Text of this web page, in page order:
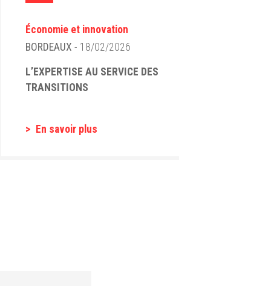
Économie et innovation
BORDEAUX - 18/02/2026
L’EXPERTISE AU SERVICE DES
TRANSITIONS
En savoir plus